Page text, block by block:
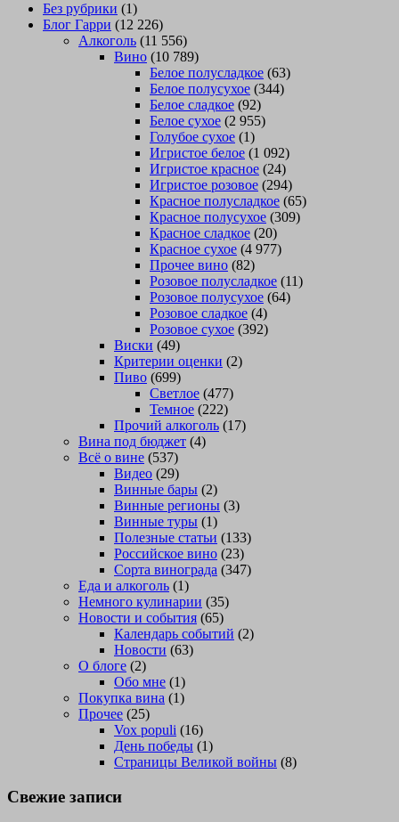
Без рубрики (1)
Блог Гарри (12 226)
Алкоголь (11 556)
Вино (10 789)
Белое полусладкое (63)
Белое полусухое (344)
Белое сладкое (92)
Белое сухое (2 955)
Голубое сухое (1)
Игристое белое (1 092)
Игристое красное (24)
Игристое розовое (294)
Красное полусладкое (65)
Красное полусухое (309)
Красное сладкое (20)
Красное сухое (4 977)
Прочее вино (82)
Розовое полусладкое (11)
Розовое полусухое (64)
Розовое сладкое (4)
Розовое сухое (392)
Виски (49)
Критерии оценки (2)
Пиво (699)
Светлое (477)
Темное (222)
Прочий алкоголь (17)
Вина под бюджет (4)
Всё о вине (537)
Видео (29)
Винные бары (2)
Винные регионы (3)
Винные туры (1)
Полезные статьи (133)
Российское вино (23)
Сорта винограда (347)
Еда и алкоголь (1)
Немного кулинарии (35)
Новости и события (65)
Календарь событий (2)
Новости (63)
О блоге (2)
Обо мне (1)
Покупка вина (1)
Прочее (25)
Vox populi (16)
День победы (1)
Страницы Великой войны (8)
Свежие записи